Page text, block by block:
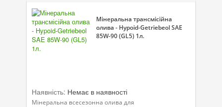
Присадки до систем охолодження
Присадки в паливо
Сервісні продукти
Мінеральна трансмісійна
олива - Hypoid-Getriebeol SAE
85W-90 (GL5) 1л.
Наявність: Немає в наявності
Мінеральна всесезонна олива для